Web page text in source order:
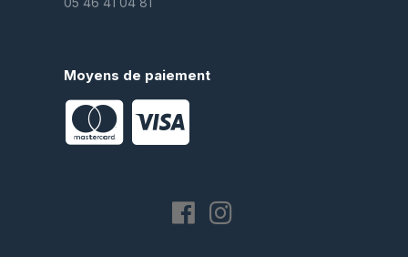
Moyens de paiement